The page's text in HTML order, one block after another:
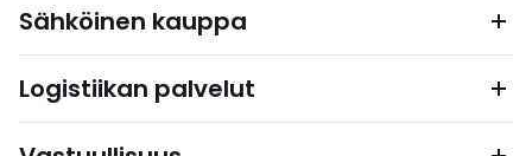
Sähköinen kauppa
Logistiikan palvelut